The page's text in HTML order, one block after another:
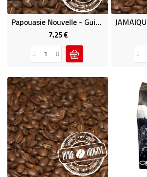
Papouasie Nouvelle - Guinée Sigri 1 Kg - Café D'Océanie
7.25 €Price